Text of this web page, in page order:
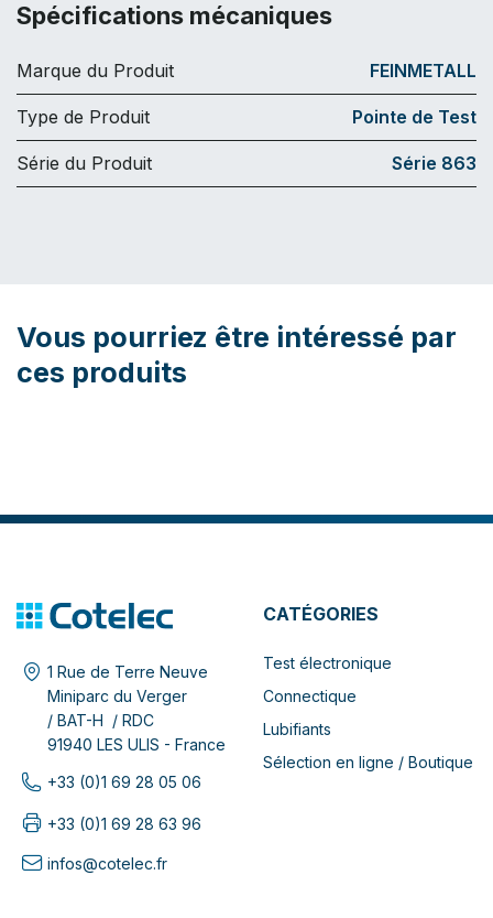
Spécifications mécaniques
Marque du Produit FEINMETALL
Type de Produit Pointe de Test
Série du Produit Série 863
Vous pourriez être intéressé par
ces produits
1 Rue de Terre Neuve
Miniparc du Verger
/ BAT-H / RDC
91940 LES ULIS - France
+33 (0)1 69 28 05 06
+33 (0)1 69 28 63 96
infos@cotelec.fr
CATÉGORIES
Test électronique
Connectique
Lubifiants
Sélection en ligne / Boutique